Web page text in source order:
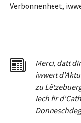
Verbonnenheet,
Merci, dattdir
iwwert
zu
Iech fir